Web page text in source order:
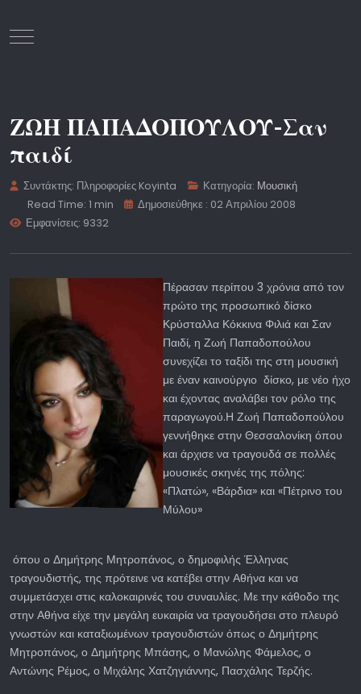
Mobile Menu Toggle
ΖΩΗ ΠΑΠΑΔΟΠΟΥΛΟΥ-Σαν
παιδί
Συντάκτης: Πληροφορίες Koyinta Κατηγορία: Μουσική
Read Time: 1 min
Δημοσιεύθηκε : 02 Απριλίου 2008
Εμφανίσεις: 9332
Πέρασαν περίπου 3 χρόνια από τον
πρώτο της προσωπικό δίσκο
Κρύσταλλα Κόκκινα Φιλιά και Σαν
Παιδί, η Ζωή Παπαδοπούλου
συνεχίζει το ταξίδι της στη μουσική
με έναν καινούργιο δίσκο, με νέο ήχο
και έχοντας αναλάβει τον ρόλο της
παραγωγού.Η Ζωή Παπαδοπούλου
γεννήθηκε στην Θεσσαλονίκη όπου
και άρχισε να τραγουδά σε πολλές
μουσικές σκηνές της πόλης:
«Πλατώ», «Βάρδια» και «Πέτρινο του
Μύλου»
όπου ο Δημήτρης Μητροπάνος, ο δημοφιλής Έλληνας
τραγουδιστής, της πρότεινε να κατέβει στην Αθήνα και να
συμμετάσχει στις καλοκαιρινές του συναυλίες. Με την κάθοδο της
στην Αθήνα είχε την μεγάλη ευκαιρία να τραγουδήσει στο πλευρό
γνωστών και καταξιωμένων τραγουδιστών όπως ο Δημήτρης
Μητροπάνος, ο Δημήτρης Μπάσης, ο Μανώλης Φάμελος, ο
Αντώνης Ρέμος, ο Μιχάλης Χατζηγιάννης, Πασχάλης Τερζής.